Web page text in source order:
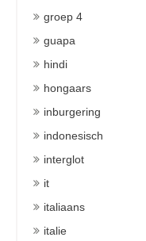
groep 4
guapa
hindi
hongaars
inburgering
indonesisch
interglot
it
italiaans
italie